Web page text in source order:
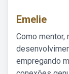
Emelie
Como mentor,
empregando